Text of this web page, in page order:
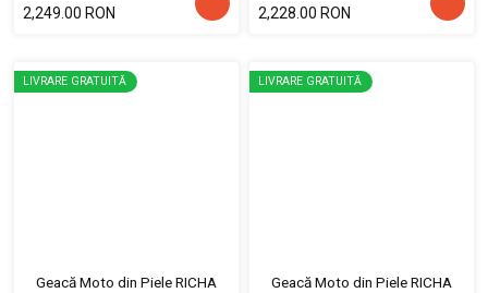
2,249.00 RON
2,228.00 RON
LIVRARE GRATUITĂ
Geacă Moto din Piele RICHA
LIVRARE GRATUITĂ
Geacă Moto din Piele RICHA